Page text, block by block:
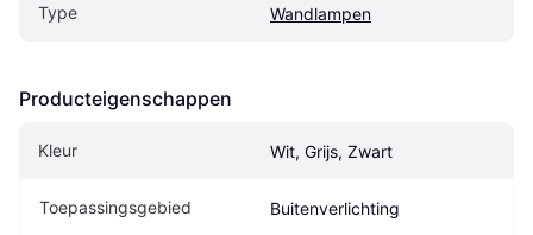
Type Wandlampen
Producteigenschappen
Kleur Wit, Grijs, Zwart
Toepassingsgebied Buitenverlichting